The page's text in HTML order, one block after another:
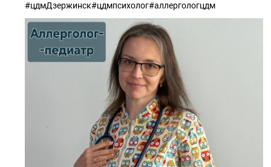
#цдмДзержинск#цдмпсихолог#аллергологцдм